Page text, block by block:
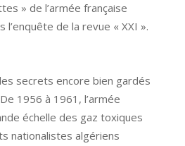
» de l’armée française
de la revue « XXI ».
secrets encore bien gardés
1956 à 1961, l’armée
échelle des gaz toxiques
nationalistes algériens